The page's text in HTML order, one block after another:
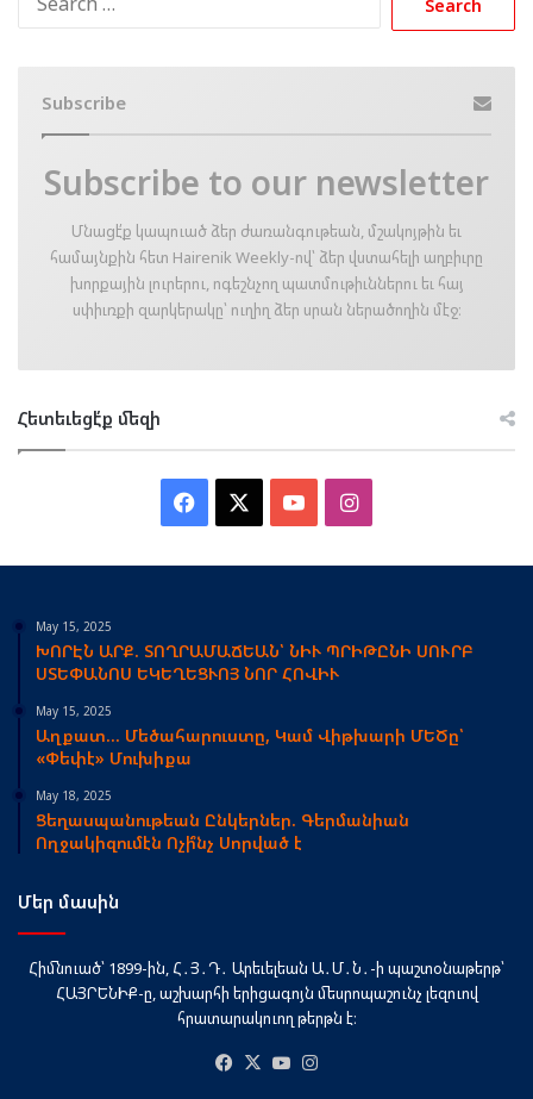
Subscribe
Subscribe to our newsletter
Մնացէ՛ք կապուած ձեր ժառանգութեան, մշակոյթին եւ
համայնքին հետ Hairenik Weekly-ով՝ ձեր վստահելի աղբիւրը
խորքային լուրերու, ոգեշնչող պատմութիւններու եւ հայ
սփիւռքի զարկերակը՝ ուղիղ ձեր սրան ներածողին մէջ։
Հետեւեցէ՛ք մեզի
Facebook YouTubeInstagram
May 15, 2025
ԽՈՐԷՆ ԱՐՔ. ՏՈՂՐԱՄԱՃԵԱՆ՝ ՆԻՒ ՊՐԻԹԸՆԻ ՍՈՒՐԲ
ՍՏԵՓԱՆՈՍ ԵԿԵՂԵՑՒՈՅ ՆՈՐ ՀՈՎԻՒ
May 15, 2025
Աղքատ… Մեծահարուստը, Կամ Վիթխարի ՄԵԾը՝
«Փեփէ» Մուխիքա
May 18, 2025
Ցեղասպանութեան Ընկերներ. Գերմանիան
Ողջակիզումէն Ոչի՞նչ Սորված է
Մեր մասին
Հիմնուած՝ 1899-ին, Հ․Յ․Դ․ Արեւելեան Ա․Մ․Ն․-ի պաշտօնաթերթ՝
ՀԱՅՐԵՆԻՔ-ը, աշխարհի երիցագոյն մեսրոպաշունչ լեզուով
հրատարակուող թերթն է։
Facebook
X YouTube